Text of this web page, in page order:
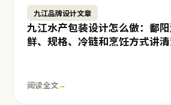
九江品牌设计文章
九江水产包装设计怎么做：鄱
鲜、规格、冷链和烹饪方式讲
阅读全文→